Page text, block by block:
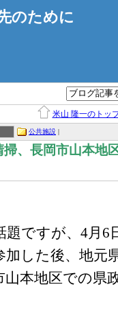
のために
米山 隆一のトッ
公共施設 |
掃、長岡市山本地
題ですが、4月6
加した後、地元
山本地区での県